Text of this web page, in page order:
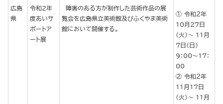
広島
県
令和2年
度あいサ
ポートア
ート展
障害のある方が制作した芸術作品の展
覧会を広島県立美術館及びふくやま美術
館において開催する。
令和２年
10月27日
（火）～ 11月
７日（日）
9：00～17：
00
令和２年
11月17日
（火）～ 11月